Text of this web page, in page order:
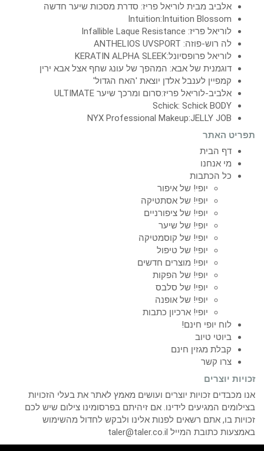
אלביב מבית לוריאל פריז: סדרת מסכות שיער חדשה
Intuition:Intuition Blossom
לוריאל פריז: Infallible Laque Resistance
לה רוש-פוזה: ANTHELIOS UVSPORT
לוריאל פרופסיונל:KERATIN ALPHA SLEEK
דוגמנית של אבא: המהפך של עונג שחף אצל אבא ירין
קמפיין לענבל אלדן יוצאת 'האח הגדול'
אלביב-לוריאל פריז:סרום ומרכך שיער ULTIMATE
Schick: Schick BODY
NYX Professional Makeup:JELLY JOB
תפריט האתר
דף הבית
מי אנחנו
כל הכתבות
יופי! של איפור
יופי! של אסתטיקה
יופי! של ציפורניים
יופי! של שיער
יופי! של קוסמטיקה
יופי! של טיפול
יופי! מוצרים חדשים
יופי! של הפקות
יופי! של סלבס
יופי! של אופנה
יופי! ארכיון כתבות
לוח יופי חינם!
ביוטי טיוב
קבלת מגזין חינם
צרו קשר
זכויות יוצרים
אנו מכבדים זכויות יוצרים ועושים מאמץ לאתר את בעלי הזכויות
בצילומים המגיעים לידינו. אם זיהיתם בפרסומינו צילום שיש לכם
זכויות בו, אתם רשאים לפנות אלינו ולבקש לחדול מהשימוש
באמצעות כתובת המייל taler@taler.co.il